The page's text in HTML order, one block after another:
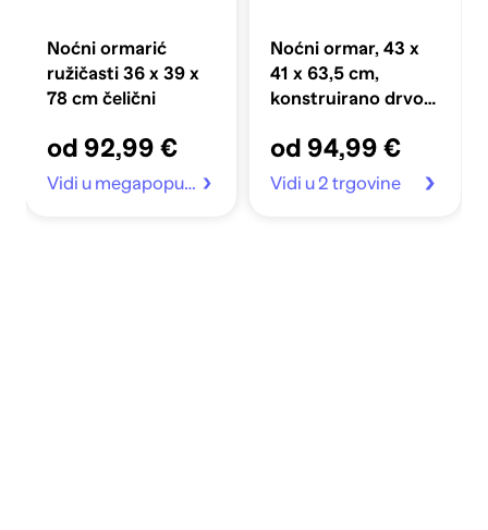
Noćni ormarić
ružičasti 36 x 39 x
78 cm čelični
od 92,99 €
Vidi u megapopust.hr
Noćni ormar, 43 x
41 x 63,5 cm,
konstruirano drvo,
od 94,99 €
Vidi u 2 trgovine